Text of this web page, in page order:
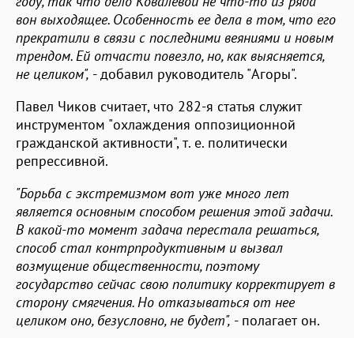
вон выходящее. Особенность ее дела в том, что его
прекратили в связи с последними веяниями и новым
трендом. Ей отчасти повезло, но, как выясняется,
не целиком", - добавил руководитель "Агоры".
Павел Чиков считает, что 282-я статья служит
инструментом "охлаждения оппозиционной
гражданской активности", т. е. политически
репрессивной.
"Борьба с экстремизмом вот уже много лет
является основным способом решения этой задачи.
В какой-то момент задача перестала решаться,
способ стал контрпродуктивным и вызвал
возмущение общественности, поэтому
государство сейчас свою политику корректирует в
сторону смягчения. Но отказываться от нее
целиком оно, безусловно, не будет", - полагает он.